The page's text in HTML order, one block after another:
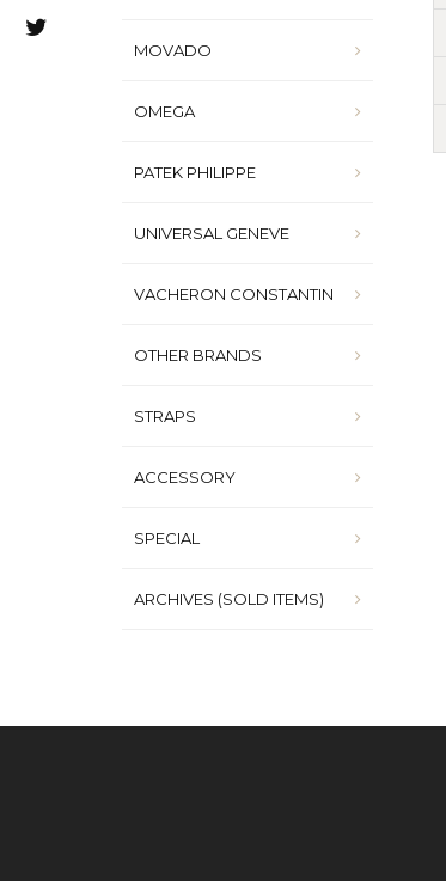
MOVADO
OMEGA
PATEK PHILIPPE
UNIVERSAL GENEVE
VACHERON CONSTANTIN
OTHER BRANDS
STRAPS
ACCESSORY
SPECIAL
ARCHIVES (SOLD ITEMS)